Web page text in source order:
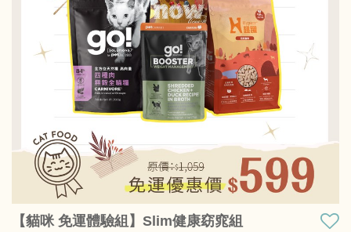
【貓咪 免運體驗組】Slim健康窈窕組